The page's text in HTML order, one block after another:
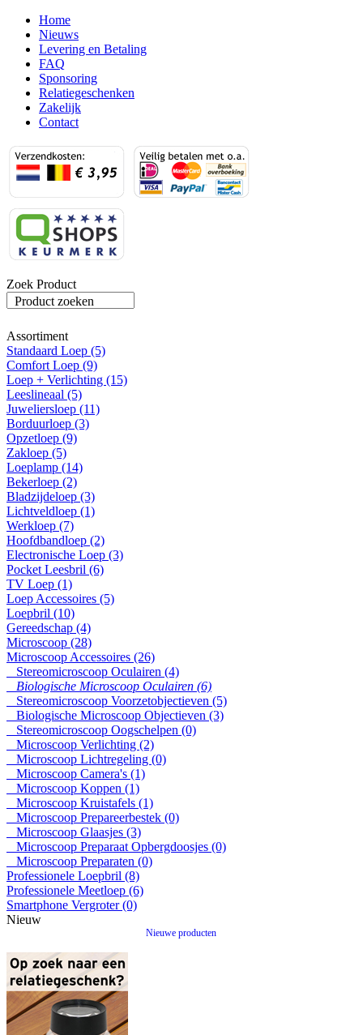
Home
Nieuws
Levering en Betaling
FAQ
Sponsoring
Relatiegeschenken
Zakelijk
Contact
Zoek Product
Product zoeken
Assortiment
Standaard Loep (5)
Comfort Loep (9)
Loep + Verlichting (15)
Leeslineaal (5)
Juweliersloep (11)
Borduurloep (3)
Opzetloep (9)
Zakloep (5)
Loeplamp (14)
Bekerloep (2)
Bladzijdeloep (3)
Lichtveldloep (1)
Werkloep (7)
Hoofdbandloep (2)
Electronische Loep (3)
Pocket Leesbril (6)
TV Loep (1)
Loep Accessoires (5)
Loepbril (10)
Gereedschap (4)
Microscoop (28)
Microscoop Accessoires (26)
Stereomicroscoop Oculairen (4)
Biologische Microscoop Oculairen (6)
Stereomicroscoop Voorzetobjectieven (5)
Biologische Microscoop Objectieven (3)
Stereomicroscoop Oogschelpen (0)
Microscoop Verlichting (2)
Microscoop Lichtregeling (0)
Microscoop Camera's (1)
Microscoop Koppen (1)
Microscoop Kruistafels (1)
Microscoop Prepareerbestek (0)
Microscoop Glaasjes (3)
Microscoop Preparaat Opbergdoosjes (0)
Microscoop Preparaten (0)
Professionele Loepbril (8)
Professionele Meetloep (6)
Smartphone Vergroter (0)
Nieuw
Nieuwe producten